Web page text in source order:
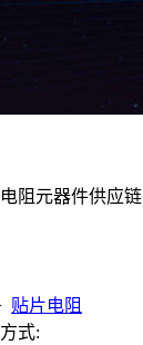
阻元器件供应链
贴片电阻
式: